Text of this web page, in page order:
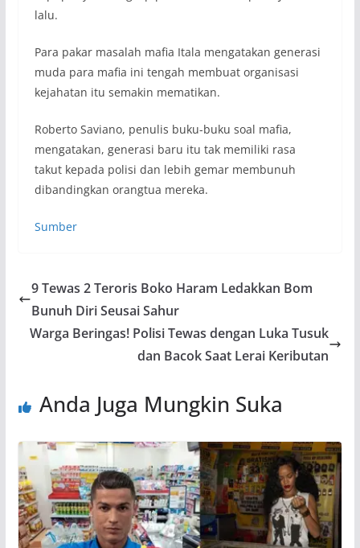
lalu.
Para pakar masalah mafia Itala mengatakan generasi
muda para mafia ini tengah membuat organisasi
kejahatan itu semakin mematikan.
Roberto Saviano, penulis buku-buku soal mafia,
mengatakan, generasi baru itu tak memiliki rasa
takut kepada polisi dan lebih gemar membunuh
dibandingkan orangtua mereka.
Sumber
9 Tewas 2 Teroris Boko Haram Ledakkan Bom
Bunuh Diri Seusai Sahur
Warga Beringas! Polisi Tewas dengan Luka Tusuk
dan Bacok Saat Lerai Keributan
Anda Juga Mungkin Suka